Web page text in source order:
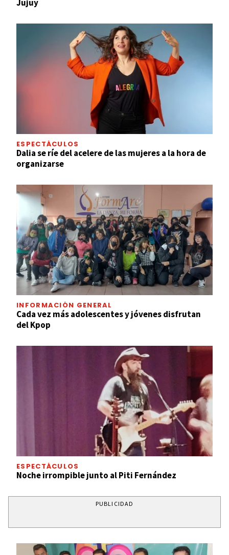
Jujuy
ESPECTÁCULOS
Dalia se ríe del acelere de las mujeres a la hora de
organizarse
INFORMACIÓN GENERAL
Cada vez más adolescentes y jóvenes disfrutan
del Kpop
ESPECTÁCULOS
Noche irrompible junto al Piti Fernández
PUBLICIDAD